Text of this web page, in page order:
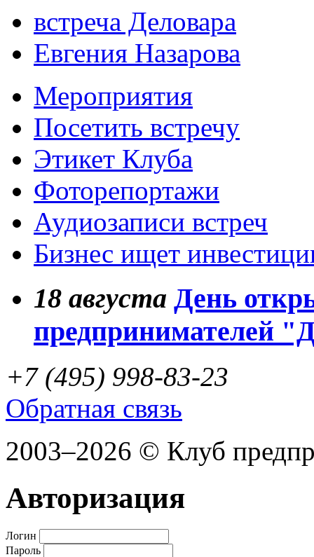
встреча Деловара
Евгения Назарова
Мероприятия
Посетить встречу
Этикет Клуба
Фоторепортажи
Аудиозаписи встреч
Бизнес ищет
18 августа День
предпринимателей
+7 (495) 998-83-23
Обратная связь
2003–2026 © Клуб
Авторизация
Логин
Пароль